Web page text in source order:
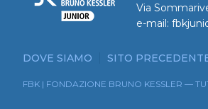
Via
e-mail:
DOVE SIAMO SITO
FBK | FONDAZIONE BRUNO KESSLER —